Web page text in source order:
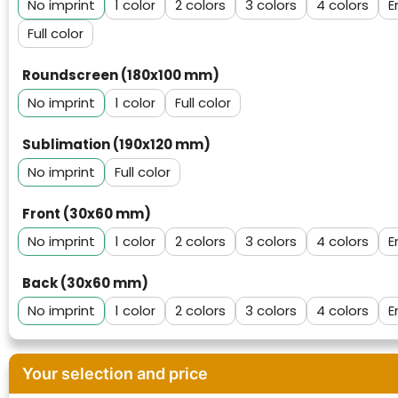
No imprint 1 2 3 4
Full color
Roundscreen (180x100 mm)
No imprint
1 Full color
Sublimation (190x120 mm)
No imprint
Full color
Front (30x60 mm)
No imprint
1 2 3 4
Back (30x60 mm)
No imprint
1 2 3 4
Your selection and price
Klantenbeoordelingen laten zien hoe een
website in het algemeen aan de behoeften
van klanten voldoet.
Trustindex werkt samen met 137